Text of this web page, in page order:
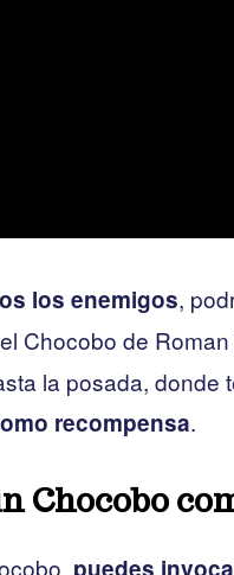
los enemigos,
Chocobo de
la posada, donde
recompensa.
Chocobo
puedes